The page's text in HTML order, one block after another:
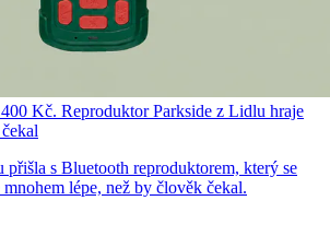
Kč. Reproduktor Parkside z Lidlu hraje
s Bluetooth reproduktorem, který se
lépe, než by člověk čekal.